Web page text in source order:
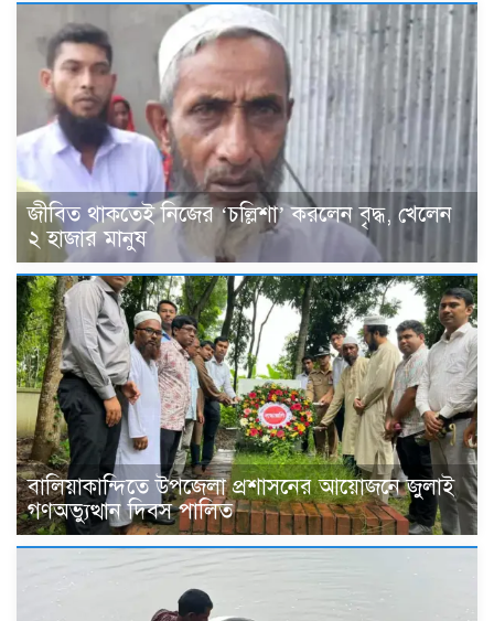
জীবিত থাকতেই নিজের ‘চল্লিশা’ করলেন বৃদ্ধ, খেলেন
২ হাজার মানুষ
বালিয়াকান্দিতে উপজেলা প্রশাসনের আয়োজনে জুলাই
গণঅভ্যুত্থান দিবস পালিত